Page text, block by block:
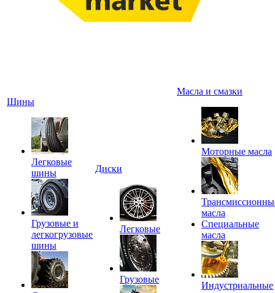
Шины
Легковые
шины
Грузовые и
легкогрузовые
шины
Диски
Легковые
Грузовые
Масла и смазки
Моторные масла
масла
Специальные
масла
Индустриальные